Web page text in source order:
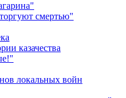
смертью"
казачества
локальных войн